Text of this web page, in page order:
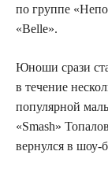
по группе
«Belle».
Юноши срази
в течение
популярной
«Smash»
вернулся в шоу-